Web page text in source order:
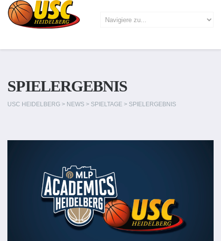
SPIELERGEBNIS
USC HEIDELBERG > NEWS > SPIELTAGE > SPIELERGEBNIS